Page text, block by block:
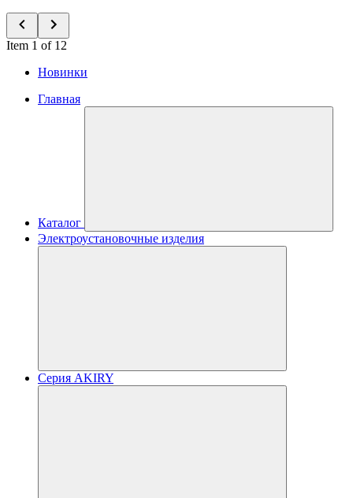
Item 1 of 12
Новинки
Главная
Каталог
Электроустановочные изделия
Серия AKIRY